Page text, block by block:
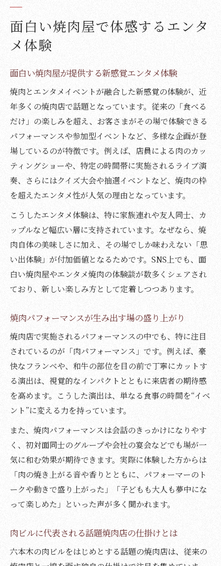
面白い焼肉屋で体感するエンタ
メ体験
面白い焼肉屋が提供する新感覚エンタメ体験
焼肉とエンタメイベントが融合した新感覚の体験が、近
年多くの焼肉店で話題となっています。従来の「食べる
だけ」の楽しみを超え、お客さまがその場で体験できる
パフォーマンスや参加型イベントなど、多様な企画が登
場しているのが特徴です。例えば、店員による肉のカッ
ティングショーや、特定の時間帯に実施されるライブ演
奏、さらにはクイズ大会や抽選イベントなど、焼肉の枠
を超えたエンタメ性が人気の理由となっています。
こうしたエンタメ体験は、特に家族連れや友人同士、カ
ップルなど幅広い層に支持されています。なぜなら、焼
肉自体の美味しさに加え、その場でしか味わえない「思
い出体験」が付加価値となるためです。SNS上でも、面
白い焼肉屋やエンタメ焼肉の体験談が数多くシェアされ
ており、新しい楽しみ方として定着しつつあります。
焼肉パフォーマンスが生み出す場の盛り上がり
焼肉店で実施されるパフォーマンスの中でも、特に注目
されているのが「肉パフォーマンス」です。例えば、豪
快なフランベや、和牛の部位を目の前で丁寧にカットす
る演出は、視覚的なインパクトとともに来店者の期待感
を高めます。こうした演出は、単なる食事の時間を“イベ
ント”に変える力を持っています。
また、焼肉パフォーマンスは会話のきっかけになりやす
く、初対面同士のグループや会社の宴会などでも場が一
気に和む効果が期待できます。実際に体験した方からは
「肉の焼き上がる音や香りとともに、パフォーマーのト
ークや動きで盛り上がった」「子どもも大人も夢中にな
って楽しめた」といった声が多く聞かれます。
肉ビルに代表される話題焼肉店の仕掛けとは
六本木の肉ビルをはじめとする話題の焼肉店は、従来の